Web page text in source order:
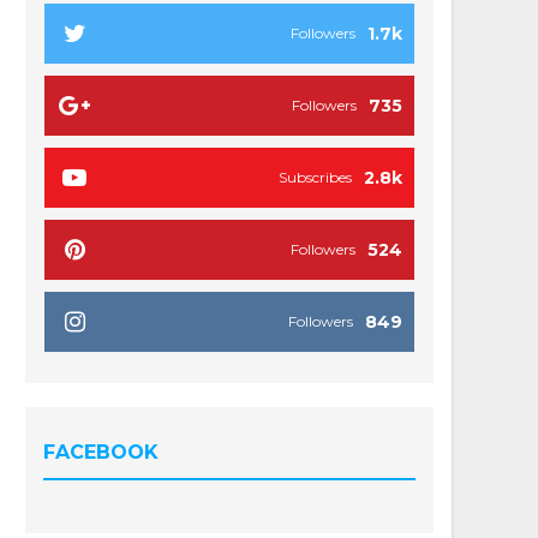
1.7k
Followers
735
Followers
2.8k
Subscribes
524
Followers
849
Followers
FACEBOOK